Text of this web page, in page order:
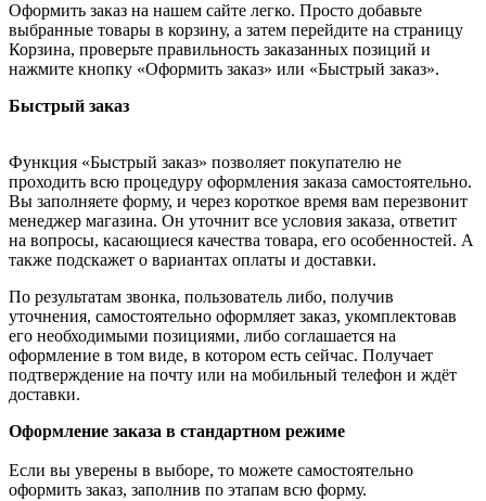
Оформить заказ на нашем сайте легко. Просто добавьте
выбранные товары в корзину, а затем перейдите на страницу
Корзина, проверьте правильность заказанных позиций и
нажмите кнопку «Оформить заказ» или «Быстрый заказ».
Быстрый заказ
Функция «Быстрый заказ» позволяет покупателю не
проходить всю процедуру оформления заказа самостоятельно.
Вы заполняете форму, и через короткое время вам перезвонит
менеджер магазина. Он уточнит все условия заказа, ответит
на вопросы, касающиеся качества товара, его особенностей. А
также подскажет о вариантах оплаты и доставки.
По результатам звонка, пользователь либо, получив
уточнения, самостоятельно оформляет заказ, укомплектовав
его необходимыми позициями, либо соглашается на
оформление в том виде, в котором есть сейчас. Получает
подтверждение на почту или на мобильный телефон и ждёт
доставки.
Оформление заказа в стандартном режиме
Если вы уверены в выборе, то можете самостоятельно
оформить заказ, заполнив по этапам всю форму.